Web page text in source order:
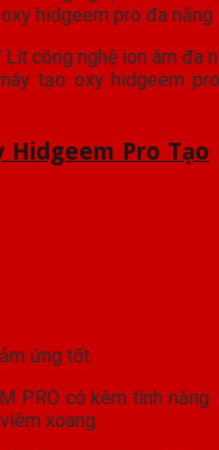
hidgeem pro đa năng
tạo oxy hidgeem
Pro Tạo
ứng tốt.
PRO có kèm tính năng
xoang